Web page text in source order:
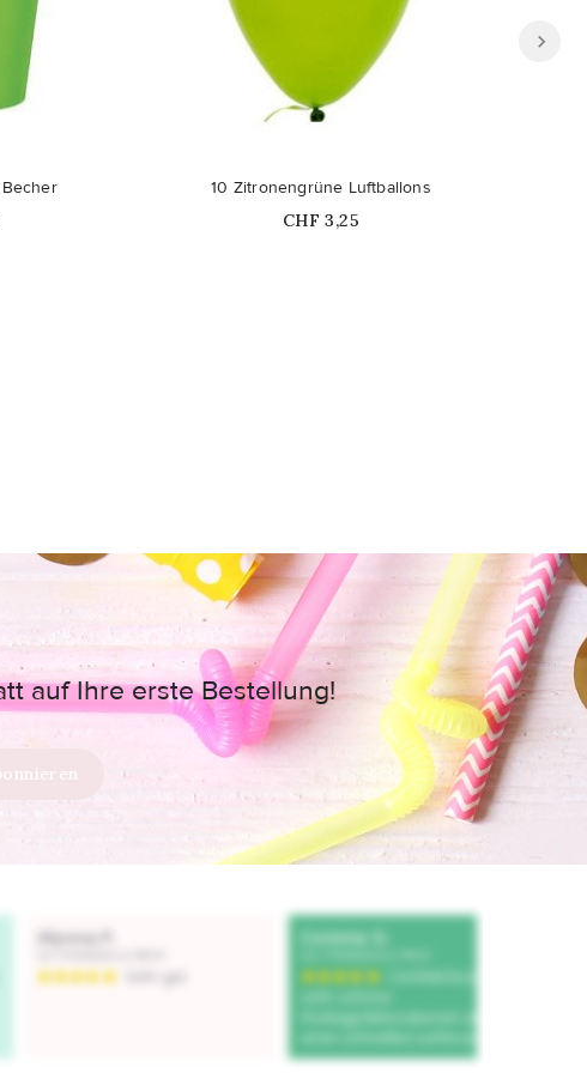
10 Zitronengrüne Luftballons
Price
CHF 3,25
auf Ihre erste Bestellung!